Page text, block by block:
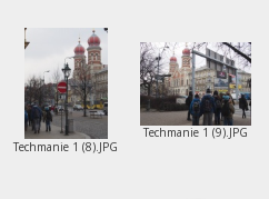
Techmanie 1 (8).JPG
Techmanie 1 (9).JPG